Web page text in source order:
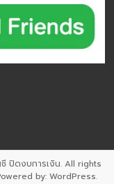
ปิดงบการเงิน. All rights
by:WordPress.